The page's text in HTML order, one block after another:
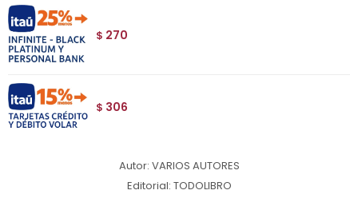
$ 270
$ 306
Autor: VARIOS AUTORES
Editorial: TODOLIBRO